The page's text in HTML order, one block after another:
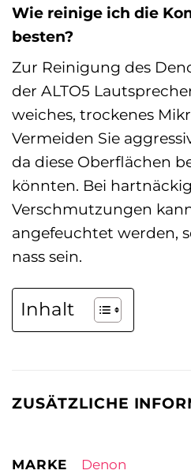
Wie reinige ich die
besten?
Zur Reinigung des
der ALTO5
weiches, trockenes
Vermeiden Sie
da diese Oberflächen
könnten. Bei
Verschmutzungen
angefeuchtet werden,
nass sein.
Inhalt
ZUSÄTZLICHE
MARKE Denon